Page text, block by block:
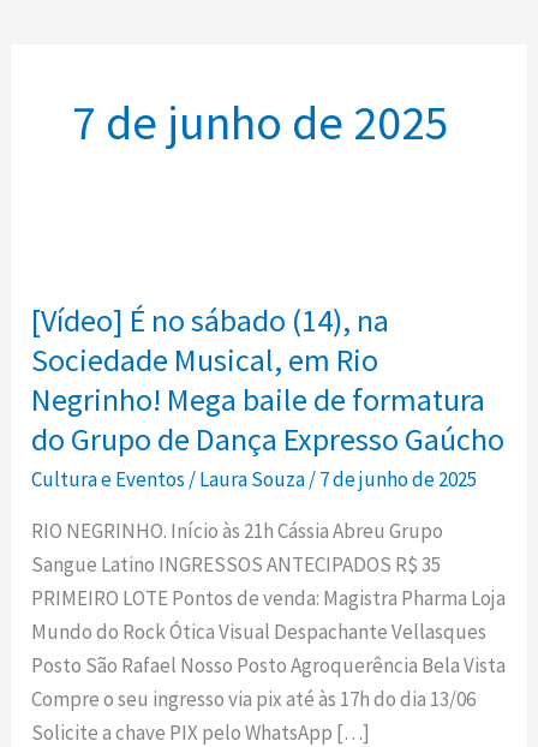
7 de junho de 2025
[Vídeo] É no sábado (14), na
Sociedade Musical, em Rio
Negrinho! Mega baile de formatura
do Grupo de Dança Expresso Gaúcho
Cultura e Eventos /Laura Souza/7 de junho de 2025
RIO NEGRINHO. Início às 21h Cássia Abreu Grupo
Sangue Latino INGRESSOS ANTECIPADOS R$ 35
PRIMEIRO LOTE Pontos de venda: Magistra Pharma Loja
Mundo do Rock Ótica Visual Despachante Vellasques
Posto São Rafael Nosso Posto Agroquerência Bela Vista
Compre o seu ingresso via pix até às 17h do dia 13/06
Solicite a chave PIX pelo WhatsApp […]
no
sábado
(14),
na
Sociedade
Musical,
em
Rio
Negrinho!
Mega
baile
de
formatura